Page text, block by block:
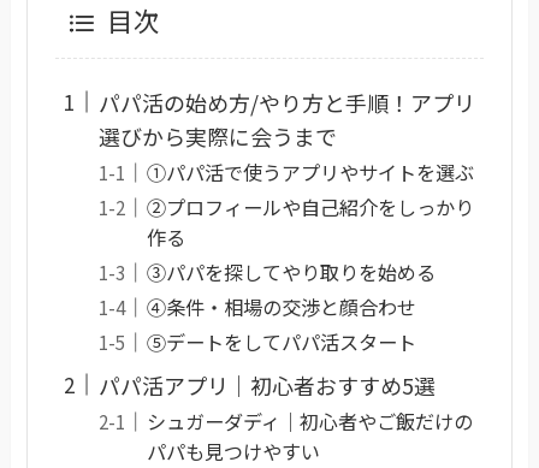
目次
パパ活の始め方/やり方と手順！アプリ
選びから実際に会うまで
①パパ活で使うアプリやサイトを選ぶ
②プロフィールや自己紹介をしっかり
作る
③パパを探してやり取りを始める
④条件・相場の交渉と顔合わせ
⑤デートをしてパパ活スタート
パパ活アプリ｜初心者おすすめ5選
シュガーダディ｜初心者やご飯だけの
パパも見つけやすい